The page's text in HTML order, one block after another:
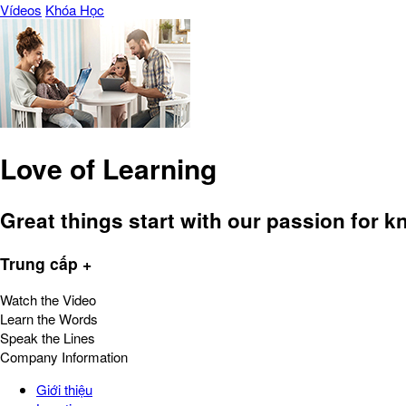
Vídeos Khóa Học
Love of Learning
Great things start with our passion for
Trung cấp +
Watch the Video
Learn the Words
Speak the Lines
Company Information
Giới thiệu